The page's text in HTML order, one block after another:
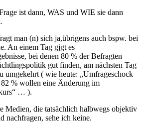
ist dann, WAS und WIE sie dann
man (n) sich ja,übrigens auch bspw. bei
An einem Tag gjgt es
bei denen 80 % der Befragten
gut finden, am nächsten Tag
umgekehrt ( wie heute: „Umfrageschock
% wollen eine Änderung im
… ).
Medien, die tatsächlich halbwegs objektiv
nachfragen, sehe ich keine.